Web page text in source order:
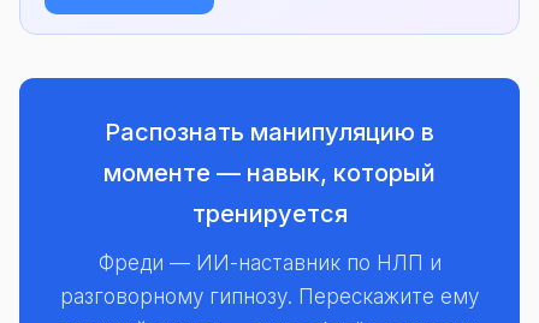
Распознать манипуляцию в
моменте — навык, который
тренируется
Фреди — ИИ-наставник по НЛП и
разговорному гипнозу. Перескажите ему